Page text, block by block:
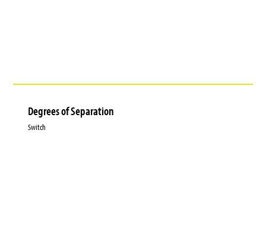
Degrees of Separation
Switch